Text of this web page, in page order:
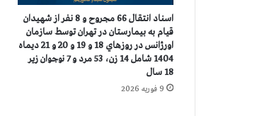
د
ر
۴
۵
۸
اسناد انتقال 66 مجروح و 8 نفر از شهيدان
قيام به بيمارستان در تهران توسط سازمان
اورژانس در روزهاي 18 و 19 و 20 و 21 ديماه
1404 شامل 14 زن، 53 مرد و 7 نوجوان زير
18 سال
9 فوریه 2026